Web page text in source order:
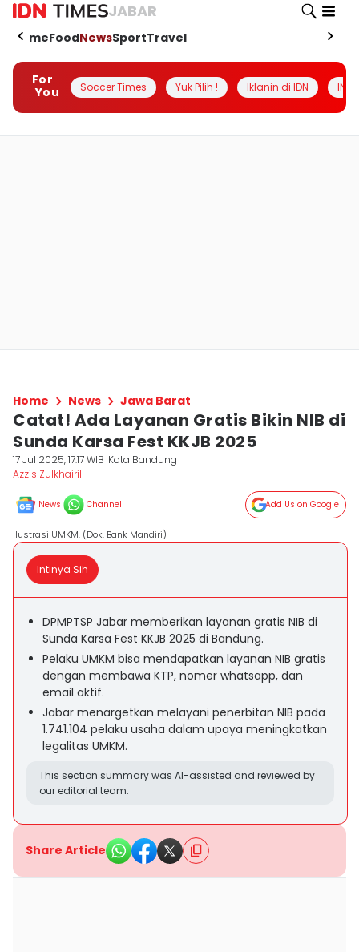
JABAR
HomeFoodNewsSportTravel
For
You
Soccer Times Yuk Pilih ! Iklanin di IDN
Home News Jawa Barat
Catat! Ada Layanan Gratis Bikin NIB di
Sunda Karsa Fest KKJB 2025
17 Jul 2025, 17:17 WIB Kota Bandung
Azzis Zulkhairil
News Channel Add Us on Google
Ilustrasi UMKM. (Dok. Bank Mandiri)
Intinya Sih
DPMPTSP Jabar memberikan layanan gratis NIB di
Sunda Karsa Fest KKJB 2025 di Bandung.
Pelaku UMKM bisa mendapatkan layanan NIB gratis
dengan membawa KTP, nomer whatsapp, dan
email aktif.
Jabar menargetkan melayani penerbitan NIB pada
1.741.104 pelaku usaha dalam upaya meningkatkan
legalitas UMKM.
This section summary was AI-assisted and reviewed by
our editorial team.
Share Article